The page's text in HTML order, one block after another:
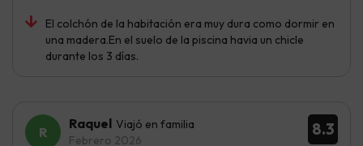
El colchón de la habitación era muy dura como dormir en
una madera.En el suelo de la piscina havia un chicle
durante los 3 días.
8.3
Raquel Viajó en familia
Febrero 2026